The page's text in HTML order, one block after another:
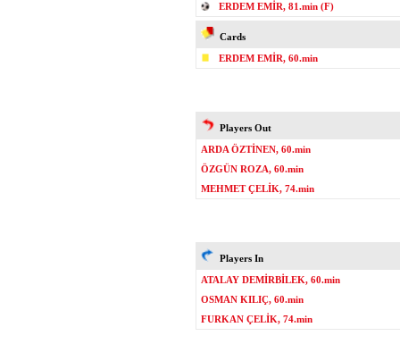
ERDEM EMİR, 81.min (F)
Cards
ERDEM EMİR, 60.min
Players Out
ARDA ÖZTİNEN, 60.min
ÖZGÜN ROZA, 60.min
MEHMET ÇELİK, 74.min
Players In
ATALAY DEMİRBİLEK, 60.min
OSMAN KILIÇ, 60.min
FURKAN ÇELİK, 74.min